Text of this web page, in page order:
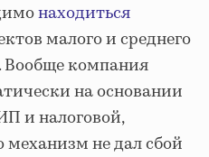
находиться
малого и среднего
Вообще компания
на основании
и налоговой,
механизм не дал сбой